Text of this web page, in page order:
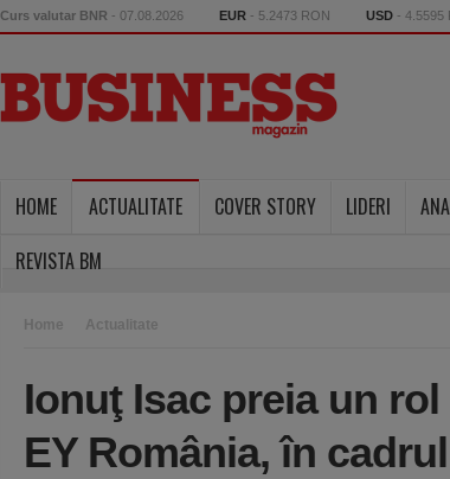
Curs valutar BNR - 07.08.2026 EUR - 5.2473 RON USD - 4.5595
HOME ACTUALITATE COVER STORY LIDERI
REVISTA BM
Home Actualitate
Ionuţ Isac preia un
EY România, în cadrul